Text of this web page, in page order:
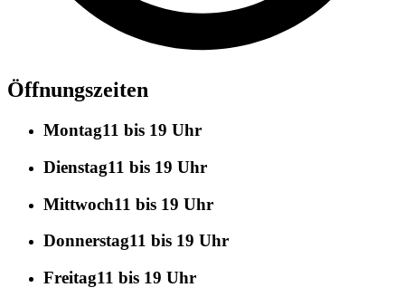
Öffnungszeiten
Montag11 bis 19 Uhr
Dienstag11 bis 19 Uhr
Mittwoch11 bis 19 Uhr
Donnerstag11 bis 19 Uhr
Freitag11 bis 19 Uhr